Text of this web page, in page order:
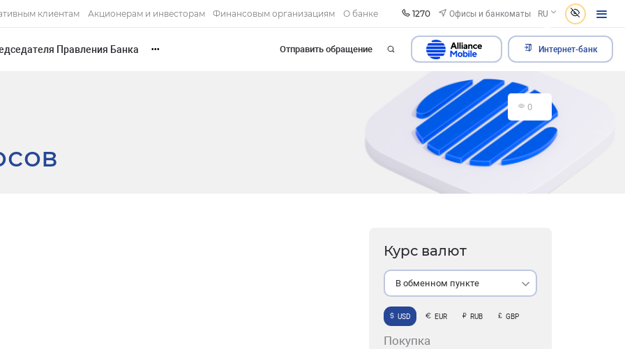
клиентам Акционерам и инвесторам Финансовым организациям О банке 1270 Офисы и банкоматы RU
Правления Банка ••• Отправить обращение Интернет-банк
0
Курс валют
В обменном пункте
USD EUR RUB GBP
Покупка